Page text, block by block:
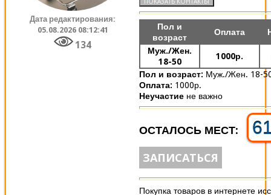
Дата редактирования:
05.08.2026 08:12:41
134
Пол и
возраст
Оплата
Муж./Жен.
18-50
1000р.
Пол и возраст: Муж./Жен. 18-
Оплата: 1000р.
Неучастие не важно
ОСТАЛОСЬ МЕСТ:
ЗАПИСАТЬСЯ
Покупка товаров в интернете